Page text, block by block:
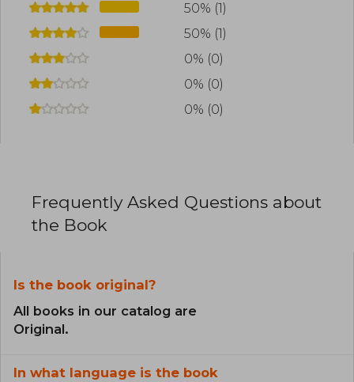
50% (1)
50% (1)
0% (0)
0% (0)
0% (0)
Frequently Asked Questions about
the Book
Is the book original?
All books in our catalog are
Original.
In what language is the book